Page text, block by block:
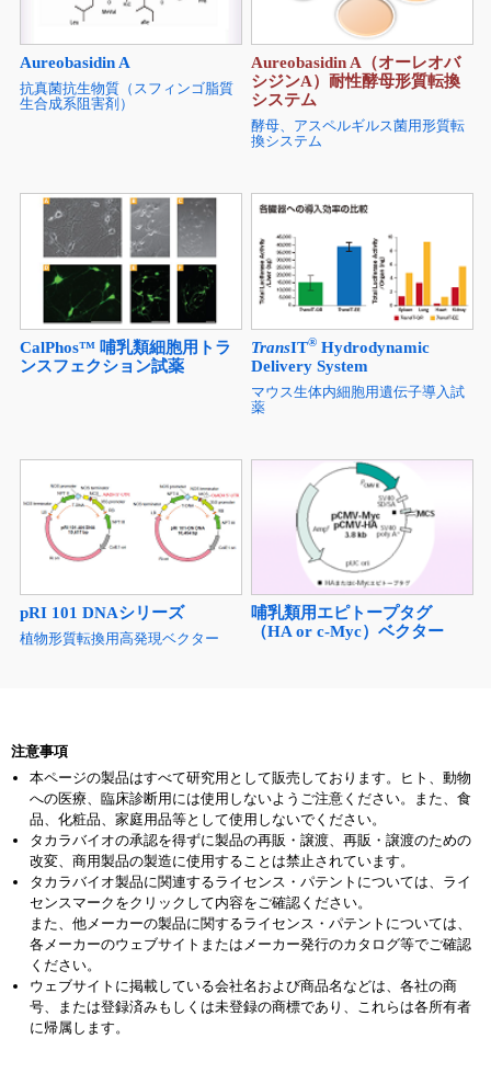
Aureobasidin A
抗真菌抗生物質（スフィンゴ脂質
生合成系阻害剤）
Aureobasidin A（オーレオバ
シジンA）耐性酵母形質転換
システム
酵母、アスペルギルス菌用形質転
換システム
CalPhos™ 哺乳類細胞用トラ
ンスフェクション試薬
TransIT® Hydrodynamic
Delivery System
マウス生体内細胞用遺伝子導入試
薬
pRI 101 DNAシリーズ
植物形質転換用高発現ベクター
哺乳類用エピトープタグ
（HA or c-Myc）ベクター
注意事項
本ページの製品はすべて研究用として販売しております。ヒト、動物
への医療、臨床診断用には使用しないようご注意ください。また、食
品、化粧品、家庭用品等として使用しないでください。
タカラバイオの承認を得ずに製品の再販・譲渡、再販・譲渡のための
改変、商用製品の製造に使用することは禁止されています。
タカラバイオ製品に関連するライセンス・パテントについては、ライ
センスマークをクリックして内容をご確認ください。
また、他メーカーの製品に関するライセンス・パテントについては、
各メーカーのウェブサイトまたはメーカー発行のカタログ等でご確認
ください。
ウェブサイトに掲載している会社名および商品名などは、各社の商
号、または登録済みもしくは未登録の商標であり、これらは各所有者
に帰属します。